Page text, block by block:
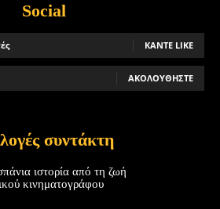
Social
ΚΆΝΤΕ LIKE
ΑΚΟΛΟΥΘΉΣΤΕ
συντάκτη
ιστορία από τη ζωή
κινηματογράφου